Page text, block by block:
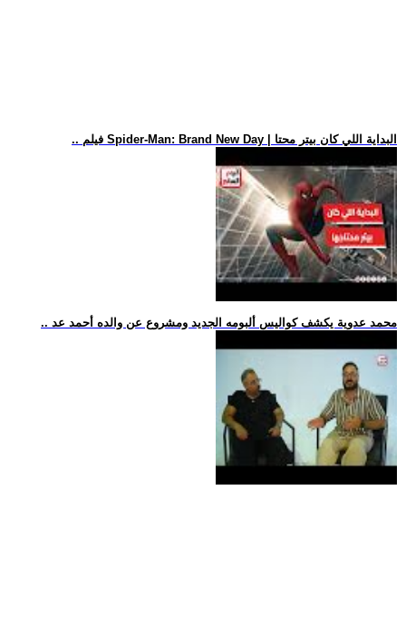
.. فيلم Spider-Man: Brand New Day | البداية اللي كان بيتر محتا
.. محمد عدوية يكشف كواليس ألبومه الجديد ومشروع عن والده أحمد عد